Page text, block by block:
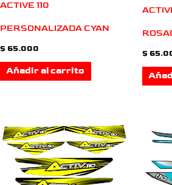
ACTIVE 110
PERSONALIZADA CYAN
$ 65.000
Añadir al carrito
$